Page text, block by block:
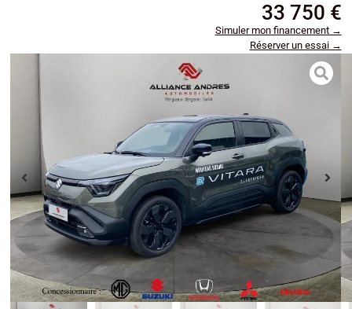
33 750 €
Simuler mon financement →
Réserver un essai →